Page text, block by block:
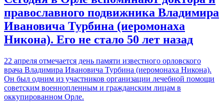
православного подвижника Владимира
Ивановича Турбина (иеромонаха
Никона). Его не стало 50 лет назад
22 апреля отмечается день памяти известного орловского
врача Владимира Ивановича Турбина (иеромонаха Никона).
Он был одним из участников организации лечебной помощи
советским военнопленным и гражданским лицам в
оккупированном Орле.